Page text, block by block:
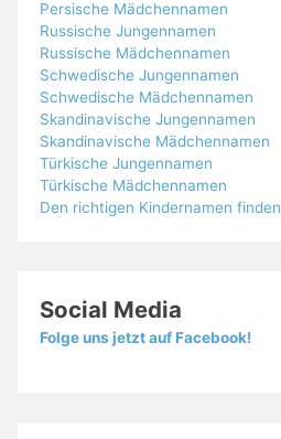
Persische Mädchennamen
Russische Jungennamen
Russische Mädchennamen
Schwedische Jungennamen
Schwedische Mädchennamen
Skandinavische Jungennamen
Skandinavische Mädchennamen
Türkische Jungennamen
Türkische Mädchennamen
Den richtigen Kindernamen finden
Social Media
Folge uns jetzt auf Facebook!